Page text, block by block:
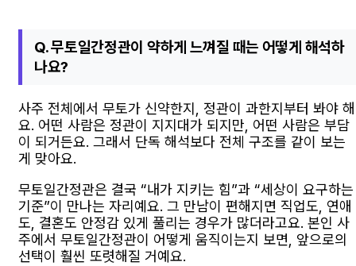
Q. 무토일간정관이 약하게 느껴질 때는 어떻게 해석하
나요?
사주 전체에서 무토가 신약한지, 정관이 과한지부터 봐야 해
요. 어떤 사람은 정관이 지지대가 되지만, 어떤 사람은 부담
이 되거든요. 그래서 단독 해석보다 전체 구조를 같이 보는
게 맞아요.
무토일간정관은 결국 “내가 지키는 힘”과 “세상이 요구하는
기준”이 만나는 자리예요. 그 만남이 편해지면 직업도, 연애
도, 결혼도 안정감 있게 풀리는 경우가 많더라고요. 본인 사
주에서 무토일간정관이 어떻게 움직이는지 보면, 앞으로의
선택이 훨씬 또렷해질 거예요.